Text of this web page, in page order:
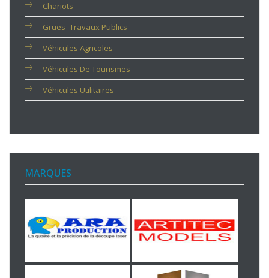
Chariots
Grues -travaux Publics
Véhicules Agricoles
Véhicules De Tourismes
Véhicules Utilitaires
MARQUES